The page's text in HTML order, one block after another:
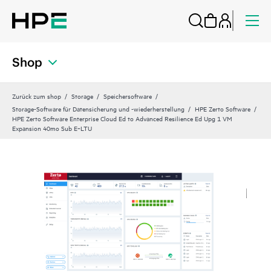
Shop
Zurück zum shop Storage
Speichersoftware
Storage-Software für Datensicherung und -wiederherstellung
HPE Zerto Software
HPE Zerto Software Enterprise Cloud Ed to Advanced Resilience Ed Upg 1 VM
Expansion 40mo Sub E‑LTU